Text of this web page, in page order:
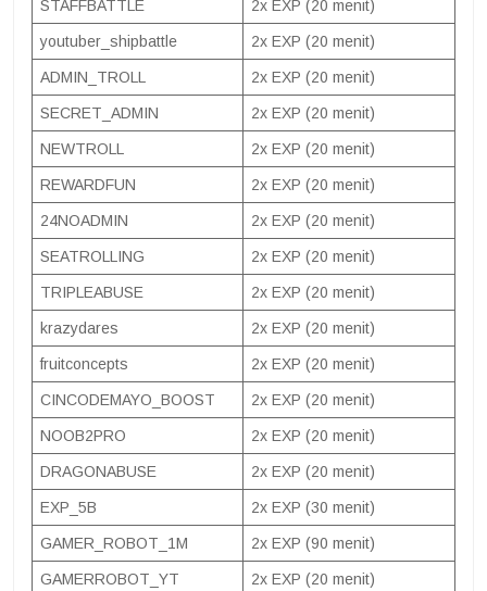
STAFFBATTLE 2x EXP (20 menit)
youtuber_shipbattle 2x EXP (20 menit)
ADMIN_TROLL 2x EXP (20 menit)
SECRET_ADMIN 2x EXP (20 menit)
NEWTROLL 2x EXP (20 menit)
REWARDFUN 2x EXP (20 menit)
24NOADMIN 2x EXP (20 menit)
SEATROLLING 2x EXP (20 menit)
TRIPLEABUSE 2x EXP (20 menit)
krazydares 2x EXP (20 menit)
fruitconcepts 2x EXP (20 menit)
CINCODEMAYO_BOOST 2x EXP (20 menit)
NOOB2PRO 2x EXP (20 menit)
DRAGONABUSE 2x EXP (20 menit)
EXP_5B 2x EXP (30 menit)
GAMER_ROBOT_1M 2x EXP (90 menit)
GAMERROBOT_YT 2x EXP (20 menit)